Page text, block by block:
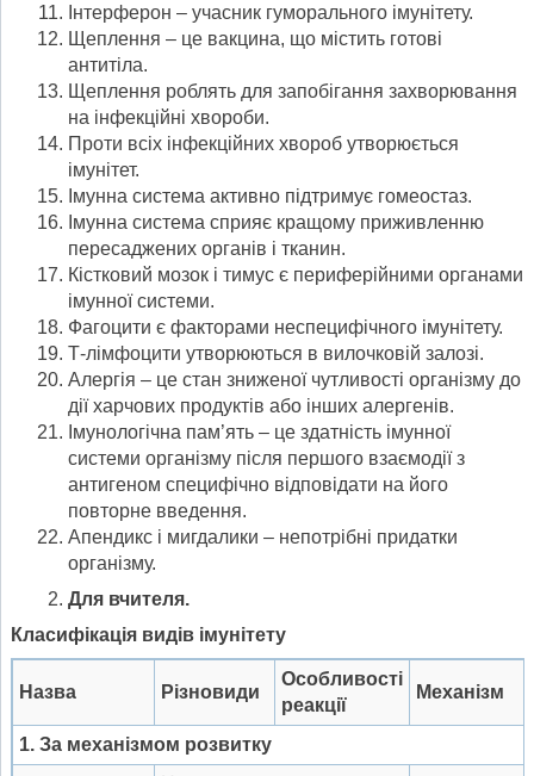
Інтерферон – учасник гуморального імунітету.
Щеплення – це вакцина, що містить готові
антитіла.
Щеплення роблять для запобігання захворювання
на інфекційні хвороби.
Проти всіх інфекційних хвороб утворюється
імунітет.
Імунна система активно підтримує гомеостаз.
Імунна система сприяє кращому приживленню
пересаджених органів і тканин.
Кістковий мозок і тимус є периферійними органами
імунної системи.
Фагоцити є факторами неспецифічного імунітету.
Т-лімфоцити утворюються в вилочковій залозі.
Алергія – це стан зниженої чутливості організму до
дії харчових продуктів або інших алергенів.
Імунологічна пам’ять – це здатність імунної
системи організму після першого взаємодії з
антигеном специфічно відповідати на його
повторне введення.
Апендикс і мигдалики – непотрібні придатки
організму.
Для вчителя.
Класифікація видів імунітету
Назва Різновиди
Особливості
реакції
Механізм
1. За механізмом розвитку